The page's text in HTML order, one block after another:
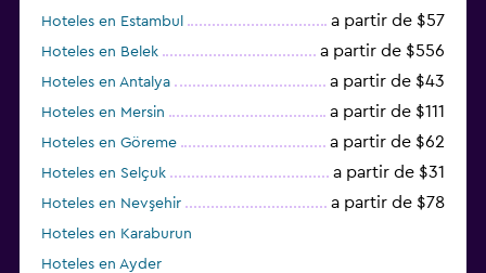
Hoteles en Estambul a partir de $57
Hoteles en Belek a partir de $556
Hoteles en Antalya a partir de $43
Hoteles en Mersin a partir de $111
Hoteles en Göreme a partir de $62
Hoteles en Selçuk a partir de $31
Hoteles en Nevşehir a partir de $78
Hoteles en Karaburun
Hoteles en Ayder